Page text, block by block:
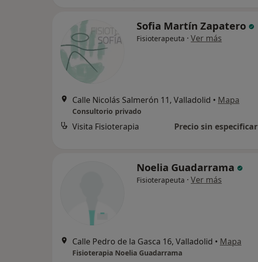
Sofia Martín Zapatero
Fisioterapeuta · Ver más
Calle Nicolás Salmerón 11, Valladolid • Mapa
Consultorio privado
Visita Fisioterapia Precio sin especificar
Noelia Guadarrama
Fisioterapeuta · Ver más
Calle Pedro de la Gasca 16, Valladolid • Mapa
Fisioterapia Noelia Guadarrama